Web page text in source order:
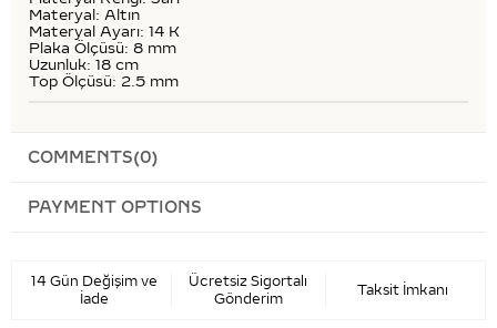
Materyal: Altın
Materyal Ayarı: 14 K
Plaka Ölçüsü: 8 mm
Uzunluk: 18 cm
Top Ölçüsü: 2.5 mm
COMMENTS(0)
PAYMENT OPTIONS
14 Gün Değişim ve
İade
Ücretsiz Sigortalı
Gönderim
Taksit İmkanı